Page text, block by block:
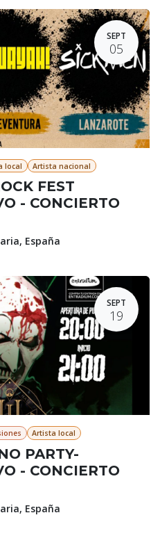
SEPT
05
local Artista nacional
FEST
- CONCIERTO
, España
SEPT
19
Artista local
PARTY-
- CONCIERTO
, España